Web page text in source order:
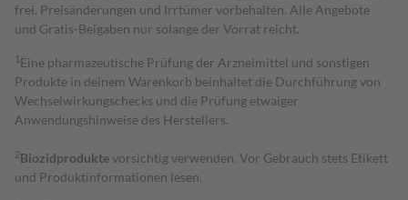
frei. Preisänderungen und Irrtümer vorbehalten. Alle Angebote
und Gratis-Beigaben nur solange der Vorrat reicht.
1 Eine pharmazeutische Prüfung der Arzneimittel und sonstigen
Produkte in deinem Warenkorb beinhaltet die Durchführung von
Wechselwirkungschecks und die Prüfung etwaiger
Anwendungshinweise des Herstellers.
2Biozidproduktevorsichtig verwenden. Vor Gebrauch stets Etikett
und Produktinformationen lesen.